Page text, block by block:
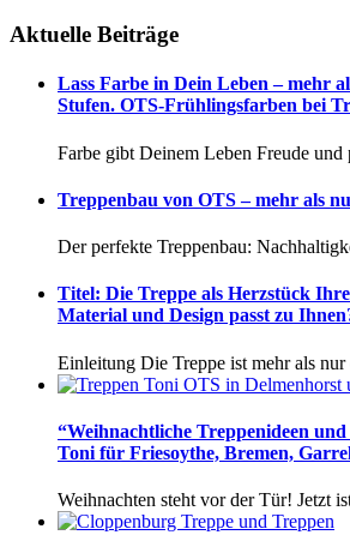
Aktuelle Beiträge
Lass Farbe in Dein Leben – mehr
Stufen. OTS-Frühlingsfarben bei
Farbe gibt Deinem Leben Freude und
Treppenbau von OTS – mehr als
Der perfekte Treppenbau:
Titel: Die Treppe als Herzstück
Material und Design passt zu
Einleitung Die Treppe ist mehr als
“Weihnachtliche Treppenideen
Toni für Friesoythe, Bremen,
Weihnachten steht vor der Tür! Jetzt